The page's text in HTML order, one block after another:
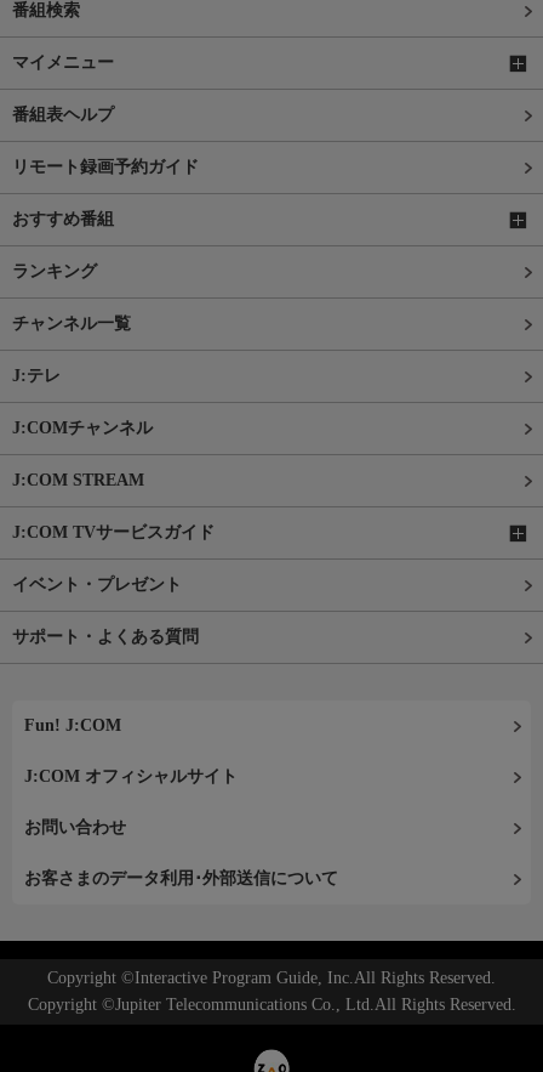
番組検索
マイメニュー
番組表ヘルプ
リモート録画予約ガイド
おすすめ番組
ランキング
チャンネル一覧
J:テレ
J:COMチャンネル
J:COM STREAM
J:COM TVサービスガイド
イベント・プレゼント
サポート・よくある質問
Fun! J:COM
J:COM オフィシャルサイト
お問い合わせ
お客さまのデータ利用･外部送信について
Copyright ©Interactive Program Guide, Inc.All Rights Reserved.
Copyright ©Jupiter Telecommunications Co., Ltd.All Rights Reserved.